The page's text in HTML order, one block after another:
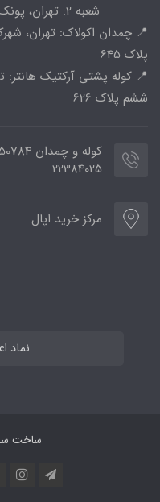
شعبه 2: تهران، پونک، همیلا سنتر، طبقه اول 143
📍 چمدان اکولاک: تهران،
پلاک 645
📍 کوله پشتی آرکتیک هانتر:
ششم پلاک 626
22384025
مرکز خرید اپال
نماد
ساخت